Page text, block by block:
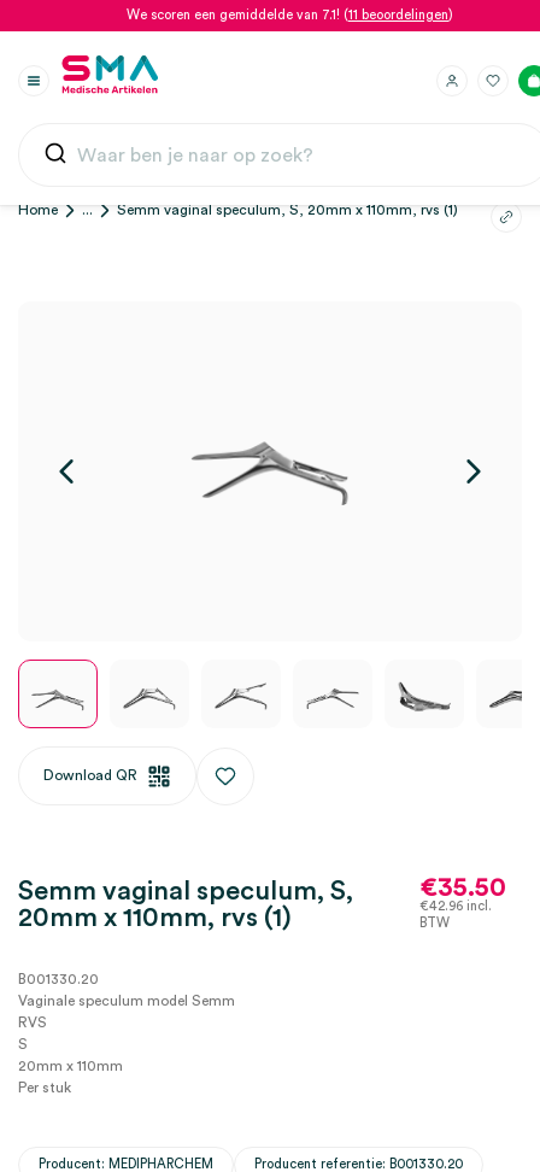
We scoren een gemiddelde van 7.1! (11 beoordelingen)
Home ... Semm vaginal speculum, S, 20mm x 110mm, rvs (1)
Download QR
Semm vaginal speculum, S,
20mm x 110mm, rvs (1)
€35.50
€42.96 incl.
BTW
B001330.20
Vaginale speculum model Semm
RVS
S
20mm x 110mm
Per stuk
Producent: MEDIPHARCHEM Producent referentie: B001330.20